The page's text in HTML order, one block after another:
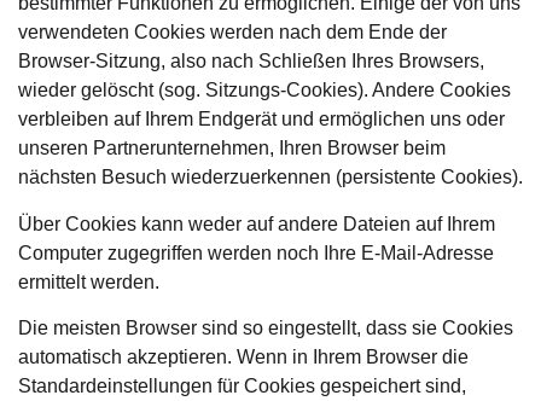
verwendeten Cookies werden nach dem Ende der
Browser-Sitzung, also nach Schließen Ihres Browsers,
wieder gelöscht (sog. Sitzungs-Cookies). Andere Cookies
verbleiben auf Ihrem Endgerät und ermöglichen uns oder
unseren Partnerunternehmen, Ihren Browser beim
nächsten Besuch wiederzuerkennen (persistente Cookies).
Über Cookies kann weder auf andere Dateien auf Ihrem
Computer zugegriffen werden noch Ihre E-Mail-Adresse
ermittelt werden.
Die meisten Browser sind so eingestellt, dass sie Cookies
automatisch akzeptieren. Wenn in Ihrem Browser die
Standardeinstellungen für Cookies gespeichert sind,